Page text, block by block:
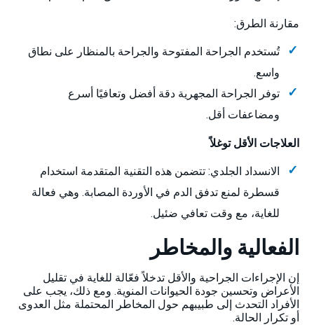
مقارنة الطرق:
تُستخدم الجراحة المفتوحة والجراحة بالمنظار على نطاق
واسع.
توفر الجراحة المجهرية دقة أفضل وتعافيًا أسرع
ومضاعفات أقل.
العلاجات الأقل توغلاً
الانسداد الجلدي: تتضمن هذه التقنية المتقدمة استخدام
قسطرة لمنع تدفق الدم في الأوردة المصابة. وهي فعالة
للغاية، مع وقت تعافي ضئيل.
الفعالية والمخاطر
إن الإجراءات الجراحية والأقل تدخلاً فعّالة للغاية في تقليل
الأعراض وتحسين جودة الحيوانات المنوية. ومع ذلك، يجب على
الأفراد التحدث إلى طبيبهم حول المخاطر المحتملة مثل العدوى
أو تكرار الحالة.